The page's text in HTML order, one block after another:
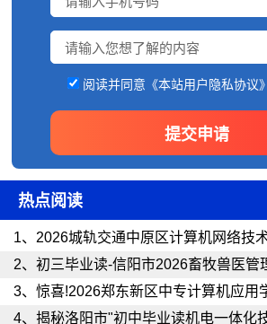
阅读并同意《本站用户隐私协议
热点阅读
1、 2026城轨交通中原区计算机网络技
2、 初三毕业读-信阳市2026畜牧兽医管
3、 惊喜!2026郑东新区中专计算机应用
4、 揭秘洛阳市"初中毕业读机电一体化